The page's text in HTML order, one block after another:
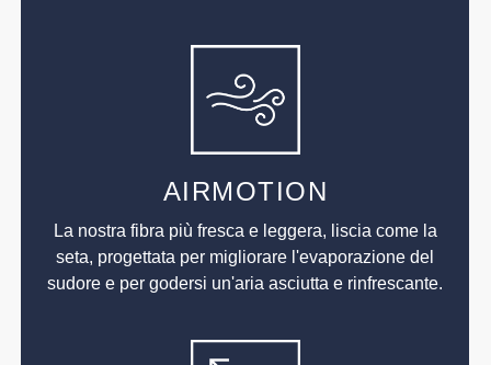
AIRMOTION
La nostra fibra più fresca e leggera, liscia come la
seta, progettata per migliorare l'evaporazione del
sudore e per godersi un'aria asciutta e rinfrescante.